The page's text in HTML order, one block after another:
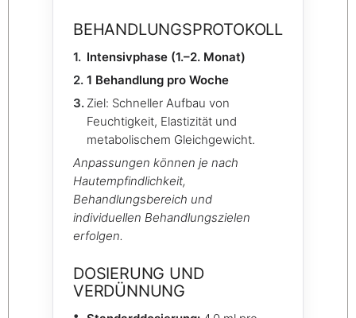
BEHANDLUNGSPROTOKOLL
Intensivphase (1.–2. Monat)
1 Behandlung pro Woche
Ziel: Schneller Aufbau von
Feuchtigkeit, Elastizität und
metabolischem Gleichgewicht.
Anpassungen können je nach
Hautempfindlichkeit,
Behandlungsbereich und
individuellen Behandlungszielen
erfolgen.
DOSIERUNG UND
VERDÜNNUNG